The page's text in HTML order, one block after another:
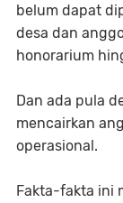
belum dapat
desa dan
honorarium
Dan ada pula
mencairkan
operasional.
Fakta-fakta ini